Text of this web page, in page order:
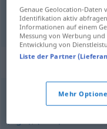
inaudito
empörend
(ugs.)
Genaue Geolocation-Daten
Identifikation aktiv
Informationen auf einem
Messung von Werbung
Entwicklung von
Liste der Partner
Mehr